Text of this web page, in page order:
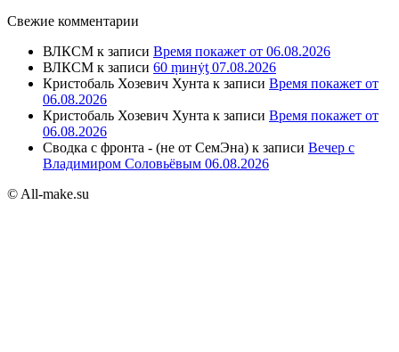
Свежие комментарии
ВЛКСМ к записи Время покажет от 06.08.2026
ВЛКСМ к записи 60 ṃинẏƫ 07.08.2026
Кристобаль Хозевич Хунта к записи Время покажет от
06.08.2026
Кристобаль Хозевич Хунта к записи Время покажет от
06.08.2026
Сводка с фронта - (не от СемЭна) к записи Вечер с
Владимиром Соловьёвым 06.08.2026
© All-make.su